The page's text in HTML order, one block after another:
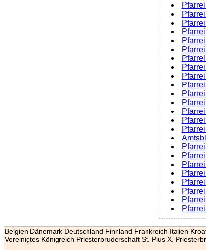
Belgien Dänemark Deutschland Finnland Frankreich Italien
Vereinigtes Königreich Priesterbruderschaft St. Pius X.